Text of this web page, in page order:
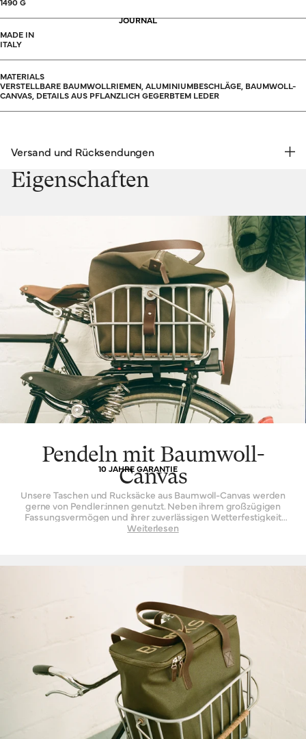
JOURNAL
10 JAHRE GARANTIE
MADE IN
ITALY
MATERIALS
VERSTELLBARE BAUMWOLLRIEMEN, ALUMINIUMBESCHLÄGE, BAUMWOLL-
CANVAS, DETAILS AUS PFLANZLICH GEGERBTEM LEDER
Versand und Rücksendungen
KOSTENLOSE RÜCKSENDUNG | EXPRESSVERSAND
Versand & Rücksendungen
Eigenschaften
Pendeln mit Baumwoll-
Canvas
Unsere Taschen und Rucksäcke aus Baumwoll-Canvas werden
gerne von Pendler:innen genutzt. Neben ihrem großzügigen
Fassungsvermögen und ihrer zuverlässigen Wetterfestigkeit
sind sie unbestreitbar stilvoll – und wo zählt Erscheinung mehr
Weiterlesen